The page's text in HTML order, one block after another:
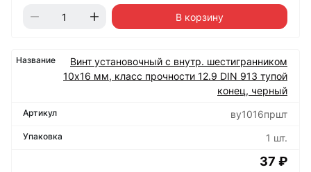
В корзину
Винт установочный с внутр. шестигранником
10х16 мм, класс прочности 12.9 DIN 913 тупой
конец, черный
ву1016пршт
1 шт.
37 ₽